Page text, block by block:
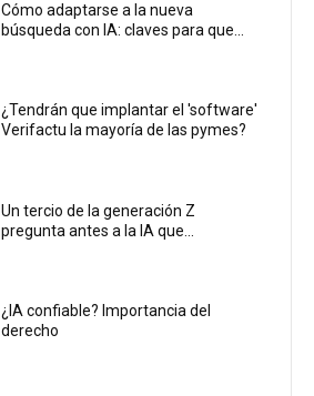
Cómo adaptarse a la nueva
búsqueda con IA: claves para que...
¿Tendrán que implantar el 'software'
Verifactu la mayoría de las pymes?
Un tercio de la generación Z
pregunta antes a la IA que...
¿IA confiable? Importancia del
derecho